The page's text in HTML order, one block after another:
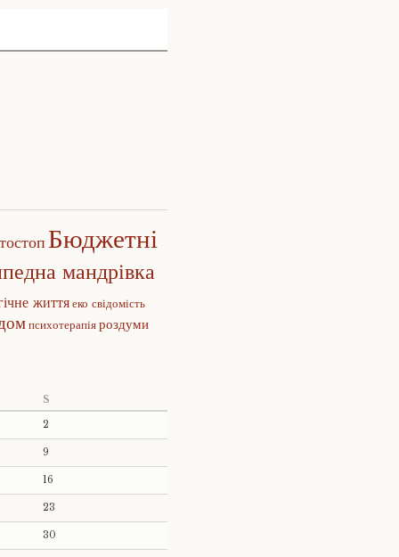
Бюджетні
мандрівка
життяеко свідомість
психотерапіяроздуми
S
2
9
16
23
30